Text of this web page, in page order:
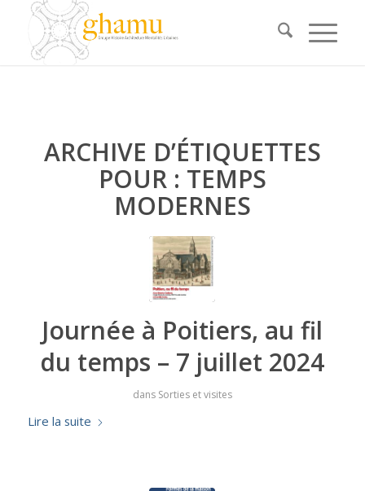
ARCHIVE D’ÉTIQUETTES
POUR : TEMPS
MODERNES
Journée à Poitiers, au fil
du temps – 7 juillet 2024
dans Sorties et visites
Lire la suite